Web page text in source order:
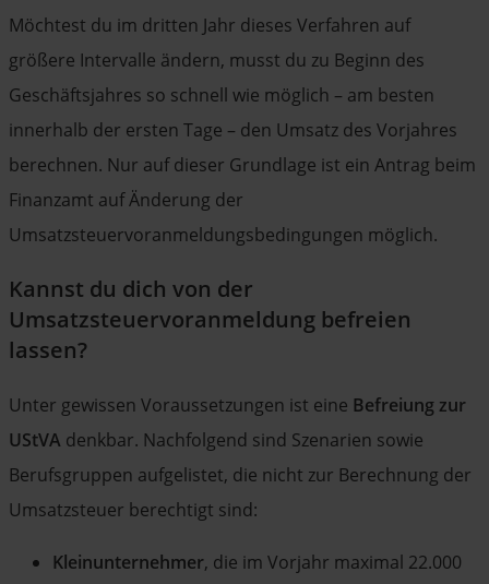
Möchtest du im dritten Jahr dieses Verfahren auf
größere Intervalle ändern, musst du zu Beginn des
Geschäftsjahres so schnell wie möglich – am besten
innerhalb der ersten Tage – den Umsatz des Vorjahres
berechnen. Nur auf dieser Grundlage ist ein Antrag beim
Finanzamt auf Änderung der
Umsatzsteuervoranmeldungsbedingungen möglich.
Kannst du dich von der
Umsatzsteuervoranmeldung befreien
lassen?
Unter gewissen Voraussetzungen ist eine Befreiung zur
UStVA denkbar. Nachfolgend sind Szenarien sowie
Berufsgruppen aufgelistet, die nicht zur Berechnung der
Umsatzsteuer berechtigt sind:
Kleinunternehmer, die im Vorjahr maximal 22.000